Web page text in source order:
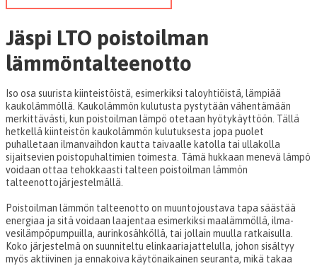
Jäspi LTO poistoilman
lämmöntalteenotto
Iso osa suurista kiinteistöistä, esimerkiksi taloyhtiöistä, lämpiää
kaukolämmöllä. Kaukolämmön kulutusta pystytään vähentämään
merkittävästi, kun poistoilman lämpö otetaan hyötykäyttöön. Tällä
hetkellä kiinteistön kaukolämmön kulutuksesta jopa puolet
puhalletaan ilmanvaihdon kautta taivaalle katolla tai ullakolla
sijaitsevien poistopuhaltimien toimesta. Tämä hukkaan menevä lämpö
voidaan ottaa tehokkaasti talteen poistoilman lämmön
talteenottojärjestelmällä.
Poistoilman lämmön talteenotto on muuntojoustava tapa säästää
energiaa ja sitä voidaan laajentaa esimerkiksi maalämmöllä, ilma-
vesilämpöpumpuilla, aurinkosähköllä, tai jollain muulla ratkaisulla.
Koko järjestelmä on suunniteltu elinkaariajattelulla, johon sisältyy
myös aktiivinen ja ennakoiva käytönaikainen seuranta, mikä takaa